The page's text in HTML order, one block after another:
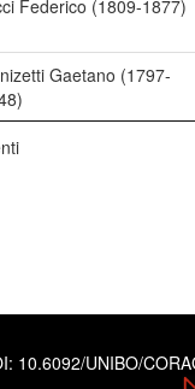
Federico (1809-1877)
Gaetano (1797-
10.6092/UNIBO/